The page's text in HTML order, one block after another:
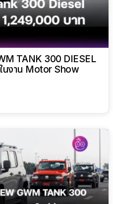
TANK 300 DIESEL
นงาน Motor Show